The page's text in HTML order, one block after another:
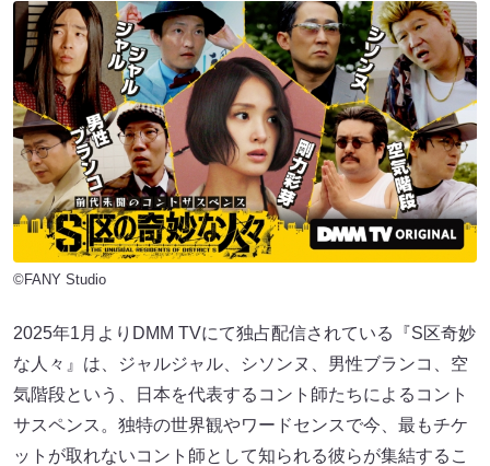
©FANY Studio
2025年1月よりDMM TVにて独占配信されている『S区奇妙
な人々』は、ジャルジャル、シソンヌ、男性ブランコ、空
気階段という、日本を代表するコント師たちによるコント
サスペンス。独特の世界観やワードセンスで今、最もチケ
ットが取れないコント師として知られる彼らが集結するこ